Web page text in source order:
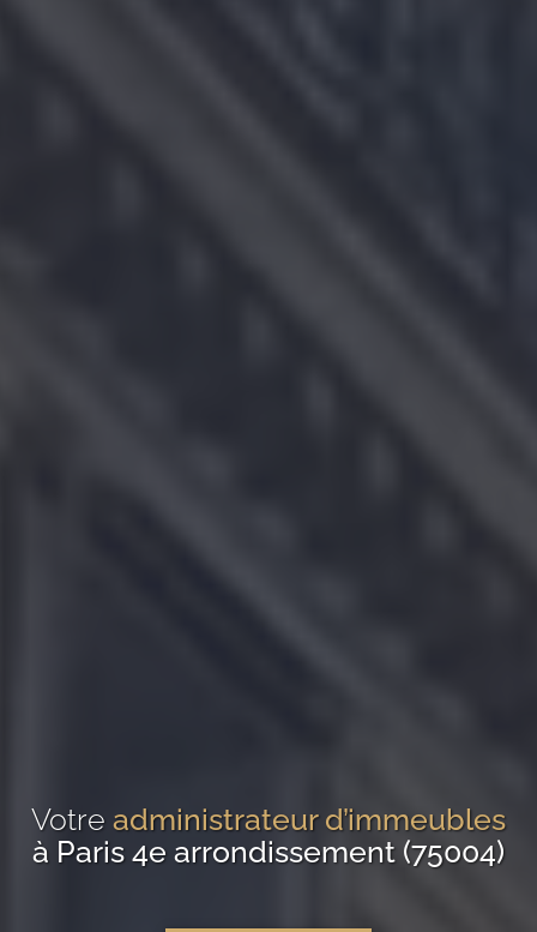
Votre administrateur d’immeubles
à Paris 4e arrondissement (75004)